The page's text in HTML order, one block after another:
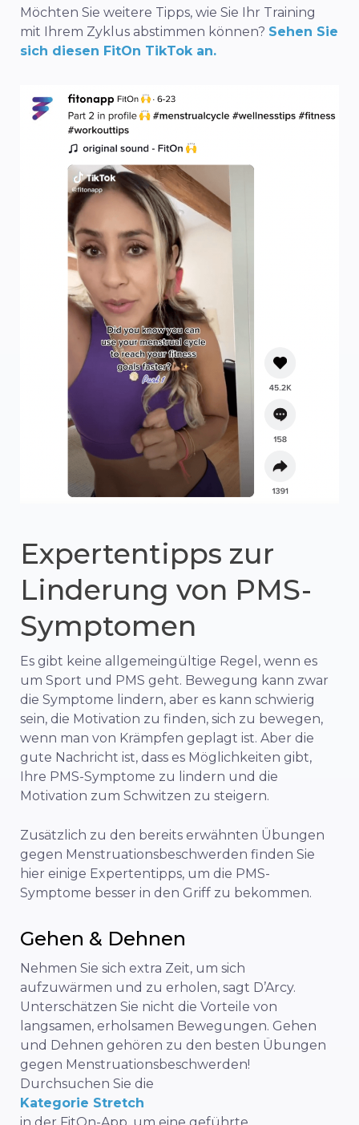
Möchten Sie weitere Tipps, wie Sie Ihr Training
mit Ihrem Zyklus abstimmen können? Sehen Sie
sich diesen FitOn TikTok an.
Expertentipps zur
Linderung von PMS-
Symptomen
Es gibt keine allgemeingültige Regel, wenn es
um Sport und PMS geht. Bewegung kann zwar
die Symptome lindern, aber es kann schwierig
sein, die Motivation zu finden, sich zu bewegen,
wenn man von Krämpfen geplagt ist. Aber die
gute Nachricht ist, dass es Möglichkeiten gibt,
Ihre PMS-Symptome zu lindern und die
Motivation zum Schwitzen zu steigern.
Zusätzlich zu den bereits erwähnten Übungen
gegen Menstruationsbeschwerden finden Sie
hier einige Expertentipps, um die PMS-
Symptome besser in den Griff zu bekommen.
Gehen & Dehnen
Nehmen Sie sich extra Zeit, um sich
aufzuwärmen und zu erholen, sagt D’Arcy.
Unterschätzen Sie nicht die Vorteile von
langsamen, erholsamen Bewegungen. Gehen
und Dehnen gehören zu den besten Übungen
gegen Menstruationsbeschwerden!
Durchsuchen Sie die
Kategorie Stretch